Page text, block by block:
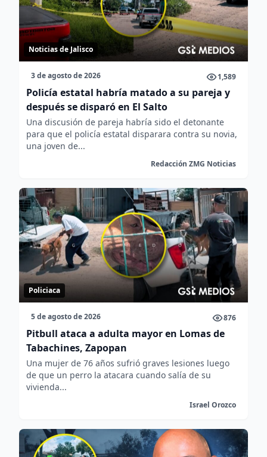
Noticias de Jalisco
3 de agosto de 2026 1,589
Policía estatal habría matado a su pareja y
después se disparó en El Salto
Una discusión de pareja habría sido el detonante
para que el policía estatal disparara contra su novia,
una joven de...
Redacción ZMG Noticias
Policiaca
5 de agosto de 2026 876
Pitbull ataca a adulta mayor en Lomas de
Tabachines, Zapopan
Una mujer de 76 años sufrió graves lesiones luego
de que un perro la atacara cuando salía de su
vivienda...
Israel Orozco